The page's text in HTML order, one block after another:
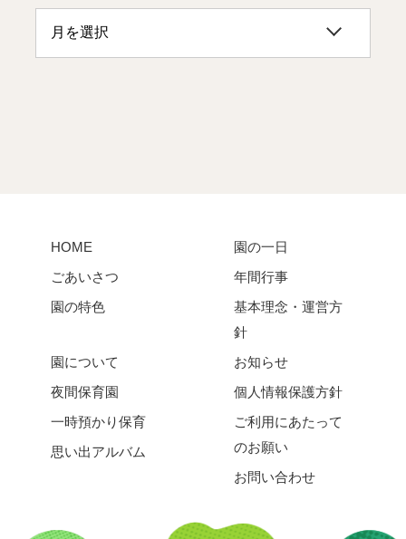
HOME
ごあいさつ
園の特色
園の一日
年間行事
基本理念・運営方
針
園について
夜間保育園
一時預かり保育
思い出アルバム
お知らせ
個人情報保護方針
ご利用にあたって
のお願い
お問い合わせ